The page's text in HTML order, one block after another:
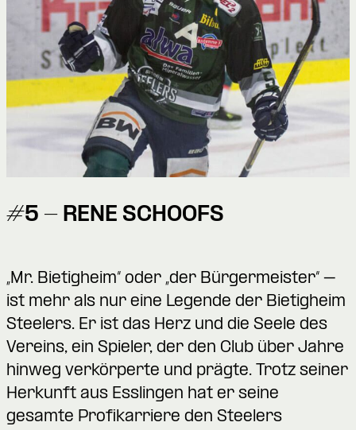
#5 - RENE SCHOOFS
„Mr. Bietigheim“ oder „der Bürgermeister“ –
ist mehr als nur eine Legende der Bietigheim
Steelers. Er ist das Herz und die Seele des
Vereins, ein Spieler, der den Club über Jahre
hinweg verkörperte und prägte. Trotz seiner
Herkunft aus Esslingen hat er seine
gesamte Profikarriere den Steelers